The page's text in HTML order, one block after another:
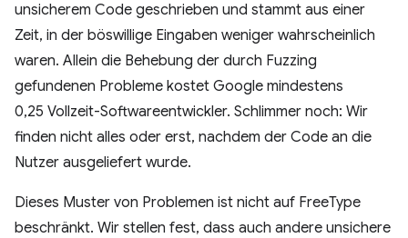
unsicherem Code geschrieben und stammt aus einer
Zeit, in der böswillige Eingaben weniger wahrscheinlich
waren. Allein die Behebung der durch Fuzzing
gefundenen Probleme kostet Google mindestens
0,25 Vollzeit-Softwareentwickler. Schlimmer noch: Wir
finden nicht alles oder erst, nachdem der Code an die
Nutzer ausgeliefert wurde.
Dieses Muster von Problemen ist nicht auf FreeType
beschränkt. Wir stellen fest, dass auch andere unsichere